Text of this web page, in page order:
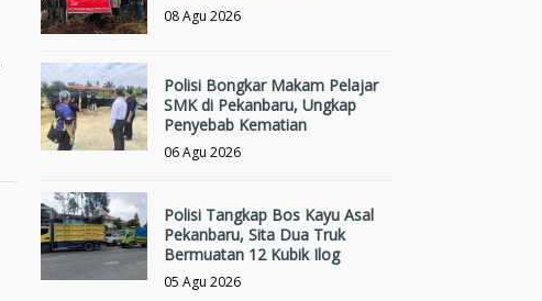
08 Agu 2026
Polisi Bongkar Makam Pelajar
SMK di Pekanbaru, Ungkap
Penyebab Kematian
06 Agu 2026
Polisi Tangkap Bos Kayu Asal
Pekanbaru, Sita Dua Truk
Bermuatan 12 Kubik Ilog
05 Agu 2026